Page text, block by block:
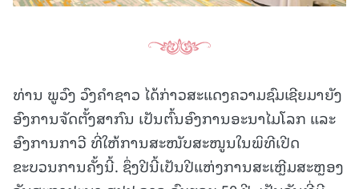
ທ່ານ ພູວົງ ວົງຄຳຊາວ ໄດ້ກ່າວສະແດງຄວາມຊົມເຊີຍມາຍັງ
ອົງການຈັດຕັ້ງສາກົນ ເປັນຕົ້ນອົງການອະນາໄມໂລກ ແລະ
ອົງການກາວີ ທີ່ໃຫ້ການສະໜັບສະໜູນໃນພິທີເປີດ
ຂະບວນການຄັ້ງນີ້. ຊຶ່ງປີນີ້ເປັນປີແຫ່ງການສະເຫຼີມສະຫຼອງ